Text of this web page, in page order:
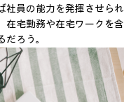
社員の能力を発揮させられ
在宅勤務や在宅ワークを含
ろう。